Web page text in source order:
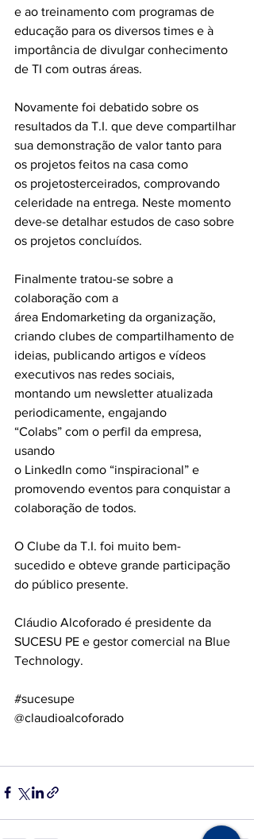
e ao treinamento com programas de
educação para os diversos times e à
importância de divulgar conhecimento
de TI com outras áreas.
Novamente foi debatido sobre os
resultados da T.I. que deve compartilhar
sua demonstração de valor tanto para
os projetos feitos na casa como
os projetosterceirados, comprovando
celeridade na entrega. Neste momento
deve-se detalhar estudos de caso sobre
os projetos concluídos.
Finalmente tratou-se sobre a
colaboração com a
área Endomarketing da organização,
criando clubes de compartilhamento de
ideias, publicando artigos e vídeos
executivos nas redes sociais,
montando um newsletter atualizada
periodicamente, engajando
“Colabs” com o perfil da empresa,
usando
o LinkedIn como “inspiracional” e
promovendo eventos para conquistar a
colaboração de todos.
O Clube da T.I. foi muito bem-
sucedido e obteve grande participação
do público presente.
Cláudio Alcoforado é presidente da
SUCESU PE e gestor comercial na Blue
Technology.
#sucesupe
@claudioalcoforado